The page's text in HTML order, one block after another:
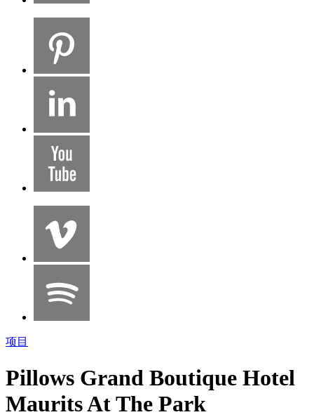
项目
Pillows Grand Boutique Hotel
Maurits At The Park